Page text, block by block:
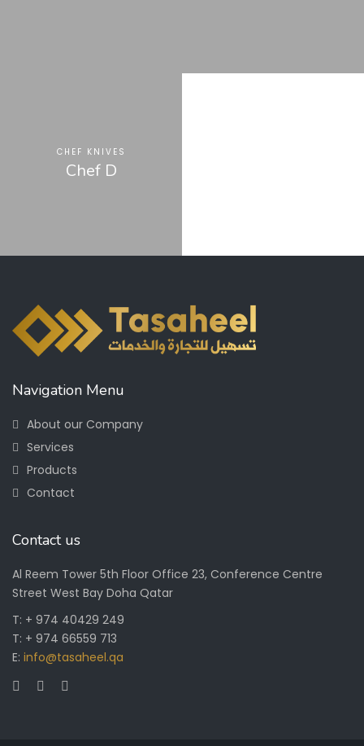
CHEF KNIVES
Chef D
Navigation Menu
About our Company
Services
Products
Contact
Contact us
Al Reem Tower 5th Floor Office 23, Conference Centre
Street West Bay Doha Qatar
T: + 974 40429 249
T: + 974 66559 713
E: info@tasaheel.qa